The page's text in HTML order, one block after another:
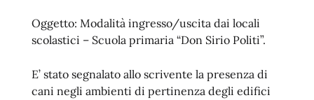
Oggetto: Modalità ingresso/uscita dai locali
scolastici – Scuola primaria “Don Sirio Politi”.
E’ stato segnalato allo scrivente la presenza di
cani negli ambienti di pertinenza degli edifici